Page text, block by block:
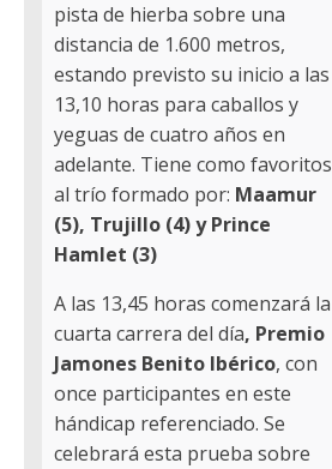
pista de hierba sobre una
distancia de 1.600 metros,
estando previsto su inicio a las
13,10 horas para caballos y
yeguas de cuatro años en
adelante. Tiene como favoritos
al trío formado por: Maamur
(5), Trujillo (4) y Prince
Hamlet (3)
A las 13,45 horas comenzará la
cuarta carrera del día, Premio
Jamones Benito Ibérico, con
once participantes en este
hándicap referenciado. Se
celebrará esta prueba sobre